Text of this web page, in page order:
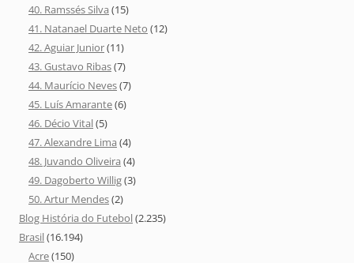
40. Ramssés Silva (15)
41. Natanael Duarte Neto (12)
42. Aguiar Junior(11)
43. Gustavo Ribas(7)
44. Maurício Neves(7)
45. Luís Amarante(6)
46. Décio Vital(5)
47. Alexandre Lima (4)
48. Juvando Oliveira (4)
49. Dagoberto Willig(3)
50. Artur Mendes(2)
Blog História do Futebol(2.235)
Brasil(16.194)
Acre(150)